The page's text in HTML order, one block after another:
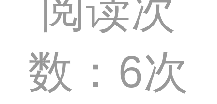
阅读次
数：6次